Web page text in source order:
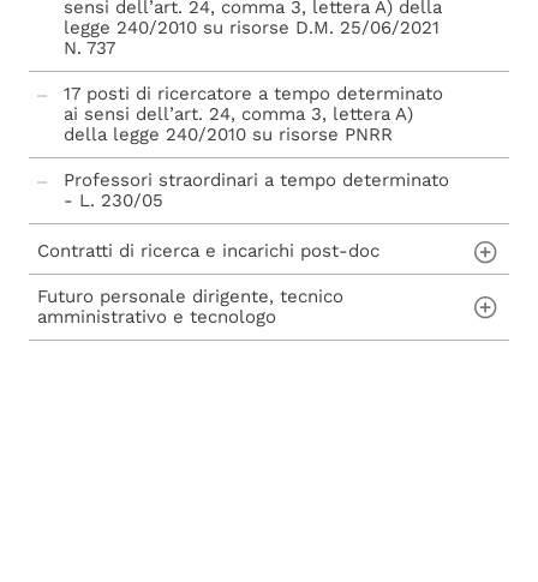
sensi dell’art. 24, comma 3, lettera A) della
legge 240/2010 su risorse D.M. 25/06/2021
N. 737
17 posti di ricercatore a tempo determinato
ai sensi dell’art. 24, comma 3, lettera A)
della legge 240/2010 su risorse PNRR
Professori straordinari a tempo determinato
- L. 230/05
Abilitazione scientifica nazionale - L. 240/10
Contratti di ricerca e incarichi post-doc
Contratti di ricerca ai sensi dell'art. 22 della
Legge n. 240/2010
Futuro personale dirigente, tecnico
amministrativo e tecnologo